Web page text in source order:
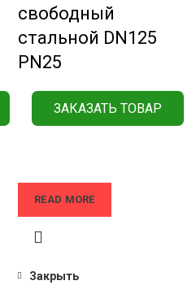
свободный
стальной DN125
РN25
ЗАКАЗАТЬ ТОВАР
READ MORE
Закрыть